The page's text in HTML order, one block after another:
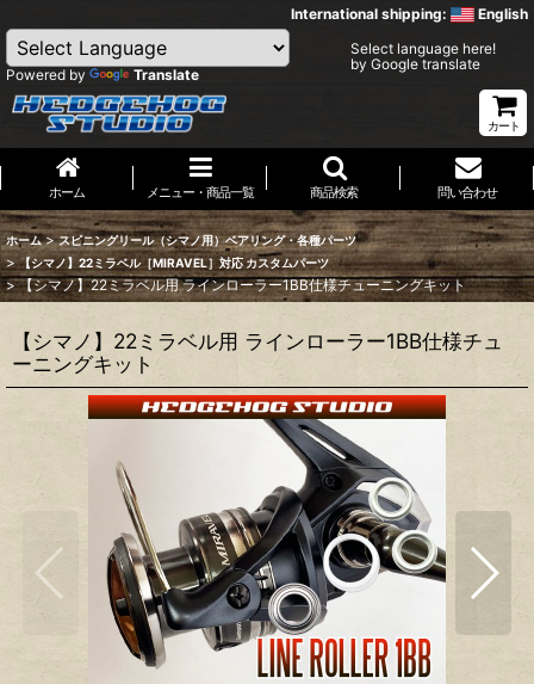
International shipping: English
Powered by Translate
Select language here!
by Google translate
カート
ホーム メニュー・商品一覧 商品検索 問い合わせ
ホーム > スピニングリール（シマノ用）ベアリング・各種パーツ
> 【シマノ】22ミラベル［MIRAVEL］対応 カスタムパーツ
> 【シマノ】22ミラベル用 ラインローラー1BB仕様チューニングキット
【シマノ】22ミラベル用 ラインローラー1BB仕様チュ
ーニングキット